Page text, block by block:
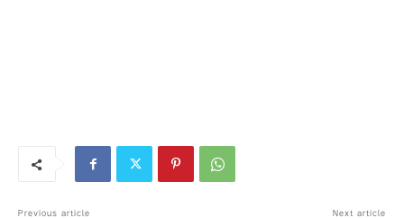
Previous article Next article